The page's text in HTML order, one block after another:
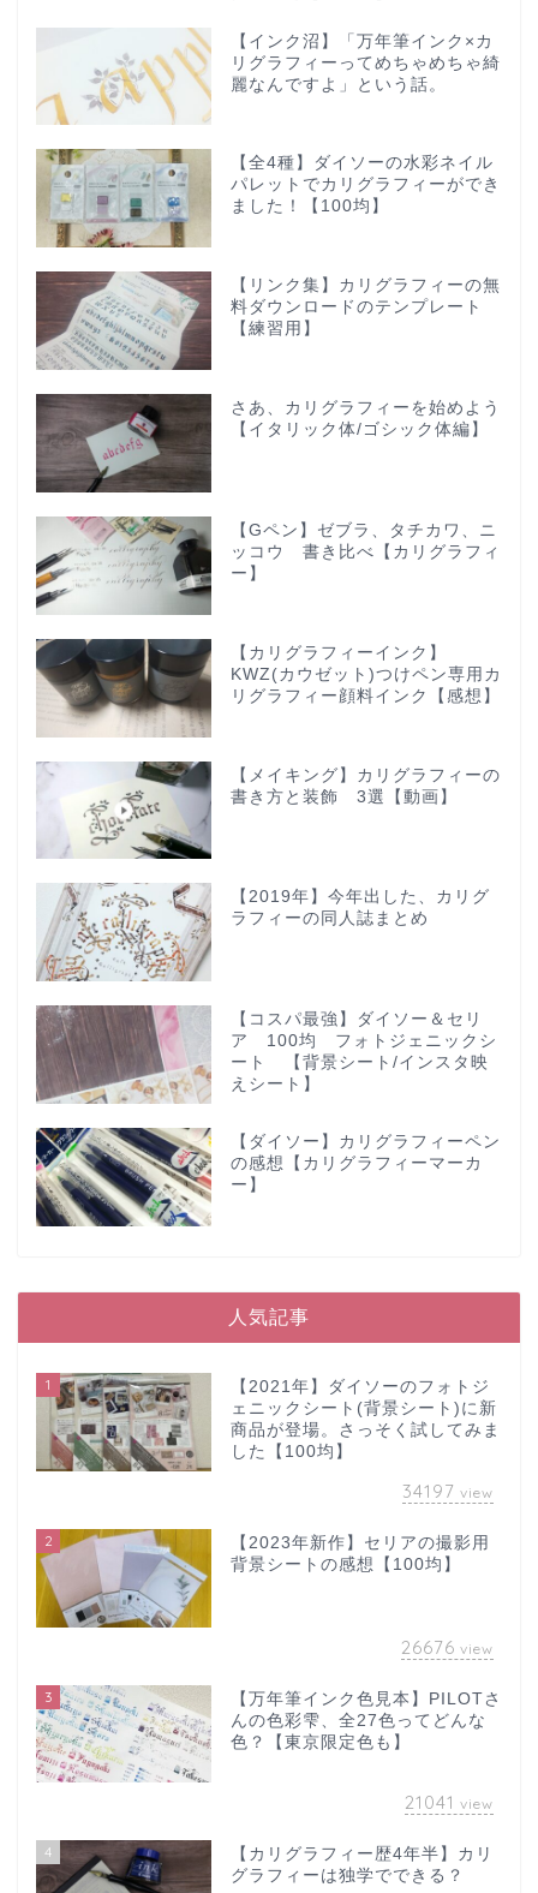
【インク沼】「万年筆インク×カ
リグラフィーってめちゃめちゃ綺
麗なんですよ」という話。
【全4種】ダイソーの水彩ネイル
パレットでカリグラフィーができ
ました！【100均】
【リンク集】カリグラフィーの無
料ダウンロードのテンプレート
【練習用】
さあ、カリグラフィーを始めよう
【イタリック体/ゴシック体編】
【Gペン】ゼブラ、タチカワ、ニ
ッコウ 書き比べ【カリグラフィ
ー】
【カリグラフィーインク】
KWZ(カウゼット)つけペン専用カ
リグラフィー顔料インク【感想】
【メイキング】カリグラフィーの
書き方と装飾 3選【動画】
【2019年】今年出した、カリグ
ラフィーの同人誌まとめ
【コスパ最強】ダイソー＆セリ
ア 100均 フォトジェニックシ
ート 【背景シート/インスタ映
えシート】
【ダイソー】カリグラフィーペン
の感想【カリグラフィーマーカ
ー】
人気記事
1
【2021年】ダイソーのフォトジ
ェニックシート(背景シート)に新
商品が登場。さっそく試してみま
した【100均】
34197 view
2
【2023年新作】セリアの撮影用
背景シートの感想【100均】
26676 view
3
【万年筆インク色見本】PILOTさ
んの色彩雫、全27色ってどんな
色？【東京限定色も】
21041 view
4
【カリグラフィー歴4年半】カリ
グラフィーは独学でできる？